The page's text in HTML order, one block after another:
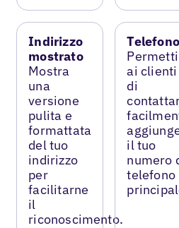
Indirizzo
mostrato
Mostra
una
versione
pulita e
formattata
del tuo
indirizzo
per
facilitarne
il
riconoscimento.
Telefono
Permetti
ai clienti
di
il tuo
numero
telefono